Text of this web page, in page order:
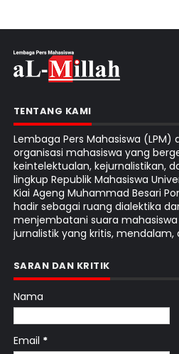
TENTANG KAMI
Lembaga Pers Mahasiswa (LPM)
organisasi mahasiswa yang
keintelektualan, kejurnalistikan,
lingkup Republik Mahasiswa
Kiai Ageng Muhammad Besari
hadir sebagai ruang dialektika
menjembatani suara
jurnalistik yang kritis,
SARAN DAN KRITIK
Nama
Email *